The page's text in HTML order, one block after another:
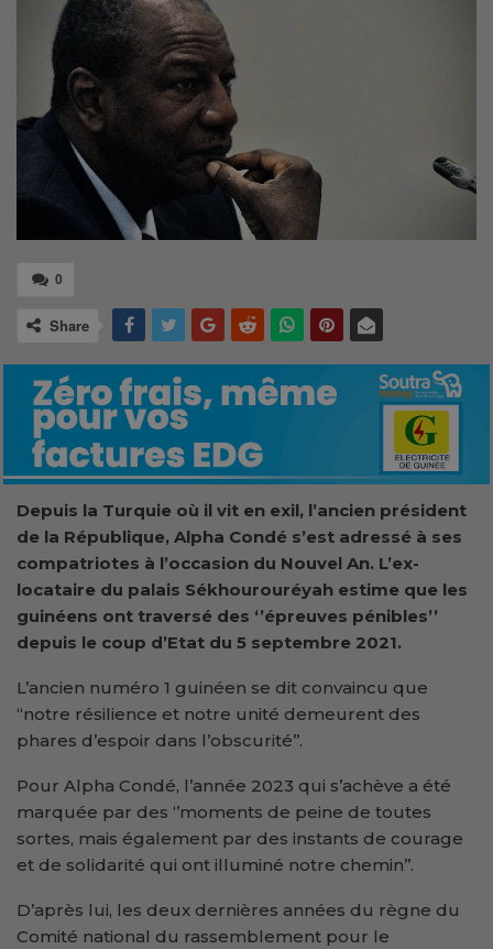
0
Share
Depuis la Turquie où il vit en exil, l’ancien président
de la République, Alpha Condé s’est adressé à ses
compatriotes à l’occasion du Nouvel An. L’ex-
locataire du palais Sékhourouréyah estime que les
guinéens ont traversé des ‘’épreuves pénibles’’
depuis le coup d’Etat du 5 septembre 2021.
L’ancien numéro 1 guinéen se dit convaincu que
“notre résilience et notre unité demeurent des
phares d’espoir dans l’obscurité’’.
Pour Alpha Condé, l’année 2023 qui s’achève a été
marquée par des ‘’moments de peine de toutes
sortes, mais également par des instants de courage
et de solidarité qui ont illuminé notre chemin’’.
D’après lui, les deux dernières années du règne du
Comité national du rassemblement pour le